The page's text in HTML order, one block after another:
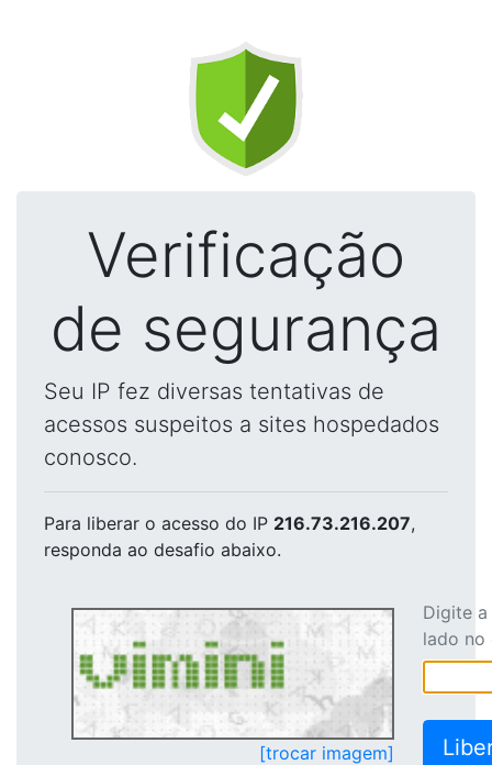
Verificação
de segurança
Seu IP fez diversas tentativas de
acessos suspeitos a sites hospedados
conosco.
Para liberar o acesso do IP 216.73.216.207,
responda ao desafio abaixo.
[trocar imagem]
Digite
lado no